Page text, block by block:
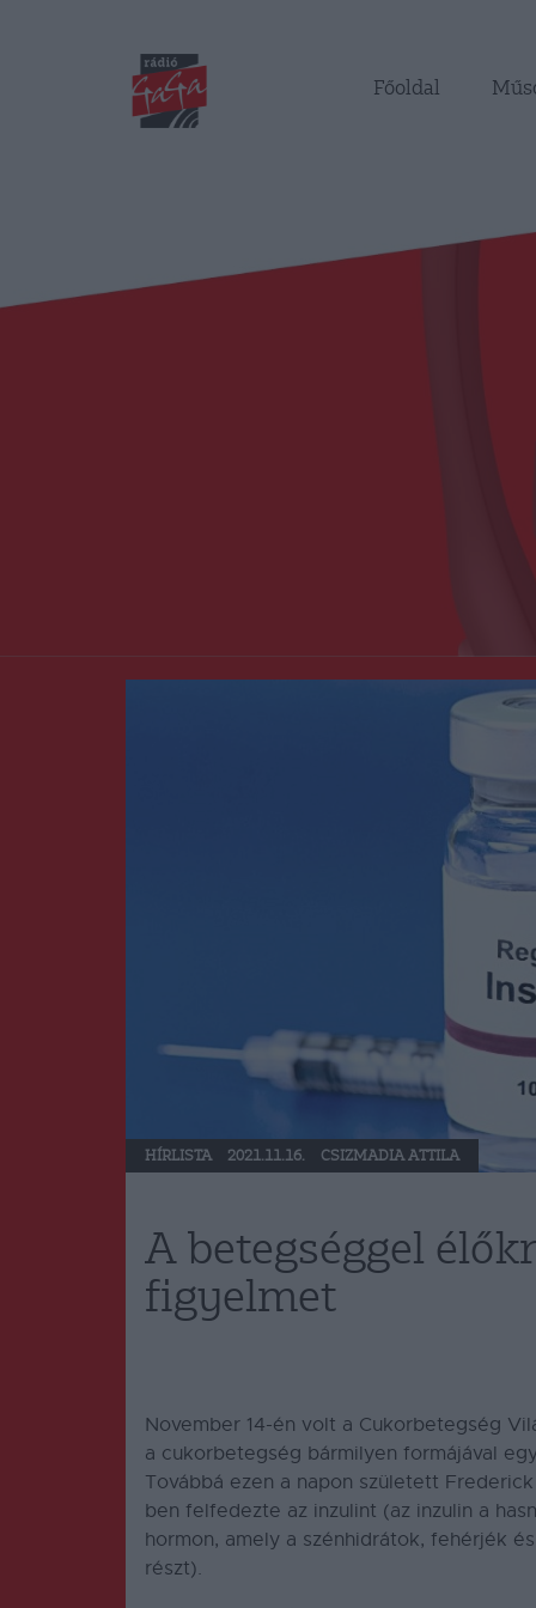
Főoldal
HÍRLISTA 2021.11.16. CSIZMADIA ATTILA
A betegséggel
figyelmet
November 14-én volt a Cukorbetegség
a cukorbetegség bármilyen formájával
Továbbá ezen a napon született
ben felfedezte az inzulint (az inzulin a
hormon, amely a szénhidrátok, fehérjék
részt).